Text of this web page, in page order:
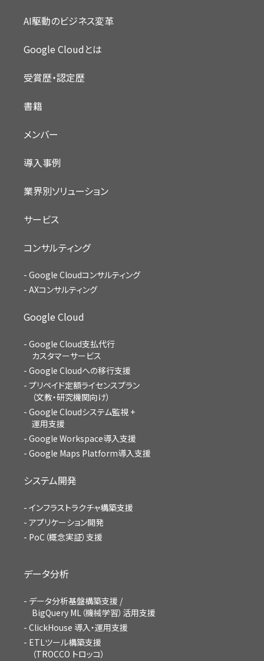
AI駆動のビジネス変革
Google Cloudとは
受賞歴・認定歴
書籍
メンバー
導入事例
業界別ソリューション
サービス
コンサルティング
Google Cloudコンサルティング
AXコンサルティング
Google Cloud
Google Cloud支払代行
カスタマーサービス
Google Cloudへの移行支援
プリペイド定額ライセンスプラン
（文教・研究機関向け）
Google Cloudシステム監視 +
運用支援
Google Workspace導入支援
Google Maps Platform導入支援
システム開発
インフラストラクチャ構築支援
アプリケーション開発
PoC（概念実証）支援
データ分析
データ分析基盤構築支援 /
BigQuery ML（機械学習）活用支援
ClickHouse 導入・運用支援
ETLツール構築支援
（TROCCO トロッコ）